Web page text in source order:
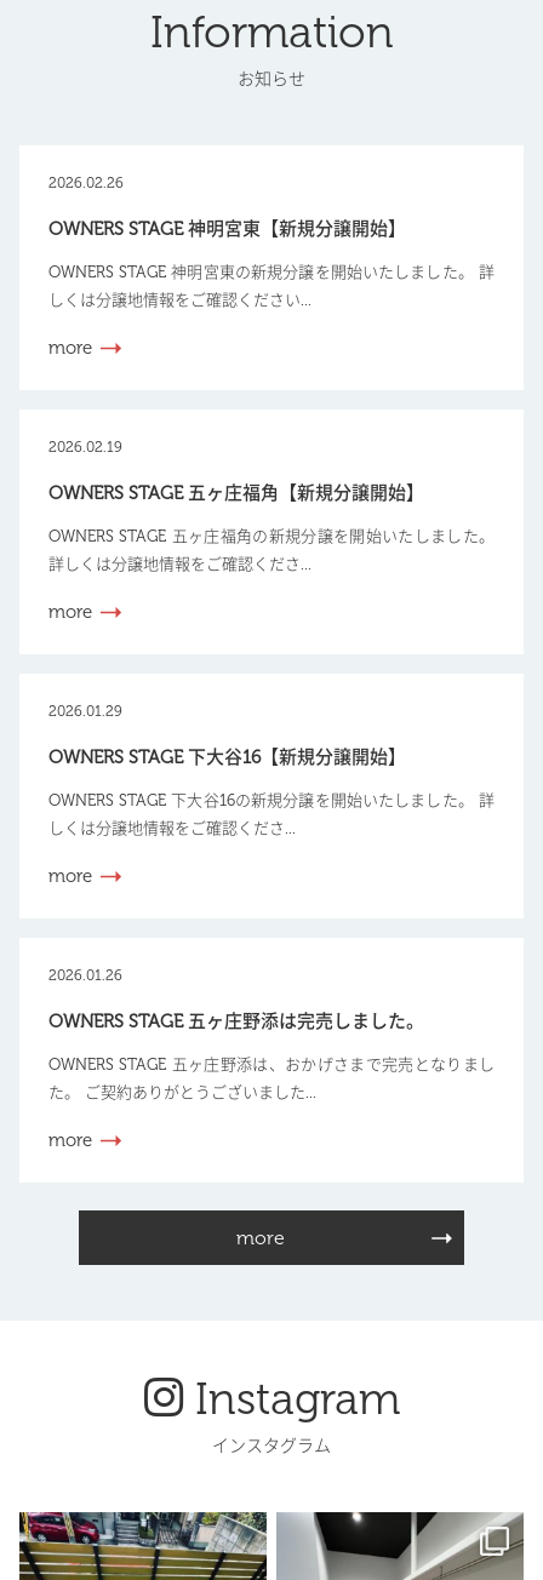
Information
お知らせ
2026.02.26
OWNERS STAGE 神明宮東【新規分譲開始】
OWNERS STAGE 神明宮東の新規分譲を開始いたしました。 詳
しくは分譲地情報をご確認ください...
more
2026.02.19
OWNERS STAGE 五ヶ庄福角【新規分譲開始】
OWNERS STAGE 五ヶ庄福角の新規分譲を開始いたしました。
詳しくは分譲地情報をご確認くださ...
more
2026.01.29
OWNERS STAGE 下大谷16【新規分譲開始】
OWNERS STAGE 下大谷16の新規分譲を開始いたしました。 詳
しくは分譲地情報をご確認くださ...
more
2026.01.26
OWNERS STAGE 五ヶ庄野添は完売しました。
OWNERS STAGE 五ヶ庄野添は、おかげさまで完売となりまし
た。 ご契約ありがとうございました...
more
more
Instagram
インスタグラム